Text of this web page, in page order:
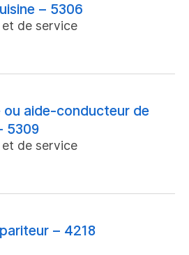
– 5306
de service
aide-conducteur de
5309
de service
– 4218